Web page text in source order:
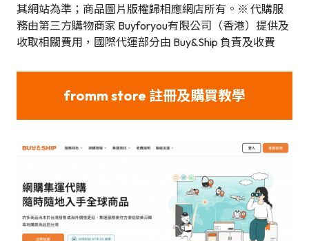
其網站為準；商品圖片版權歸相應網店所有。※ 代購服
務由第三方購物商家 Buyforyou有限公司（香港）提供及
收取相關費用，國際代運部分由 Buy&Ship 負責及收費
fromm store 註冊及購買教學